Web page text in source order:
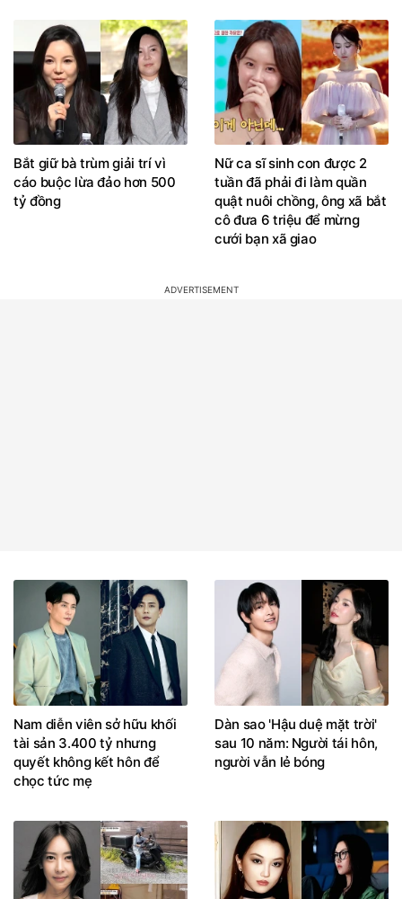
Bắt giữ bà trùm giải trí vì
cáo buộc lừa đảo hơn 500
tỷ đồng
Nữ ca sĩ sinh con được 2
tuần đã phải đi làm quần
quật nuôi chồng, ông xã bắt
cô đưa 6 triệu để mừng
cưới bạn xã giao
Nam diễn viên sở hữu khối
tài sản 3.400 tỷ nhưng
quyết không kết hôn để
chọc tức mẹ
Dàn sao 'Hậu duệ mặt trời'
sau 10 năm: Người tái hôn,
người vẫn lẻ bóng